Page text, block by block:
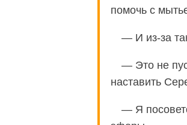
помочь с
— И из-за
— Это не
наставить
— Я